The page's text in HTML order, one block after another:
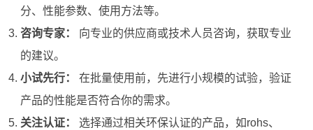
分、性能参数、使用方法等。
咨询专家：
向专业的供应商或技术人员咨询，获取专业
的建议。
小试先行：
在批量使用前，先进行小规模的试验，验证
产品的性能是否符合你的需求。
关注认证：
选择通过相关环保认证的产品，如rohs、